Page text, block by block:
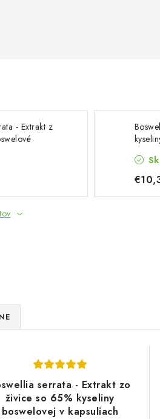
- Extrakt z
serrata - Extrakt zo
živice so 65% kyseliny
boswelovej v kapsuliach